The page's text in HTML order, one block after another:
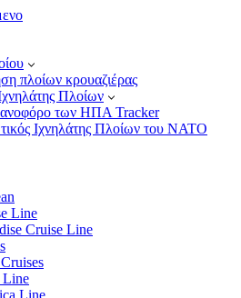
πλοίων κρουαζιέρας
Πλοίων
των ΗΠΑ Tracker
Ιχνηλάτης Πλοίων του ΝΑΤΟ
Line
Cruise Line
Line
Line